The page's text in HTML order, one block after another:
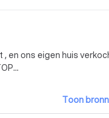
, en ons eigen huis
Toon